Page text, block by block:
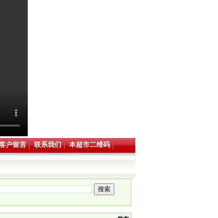
户留言 联系我们 本超市二维码